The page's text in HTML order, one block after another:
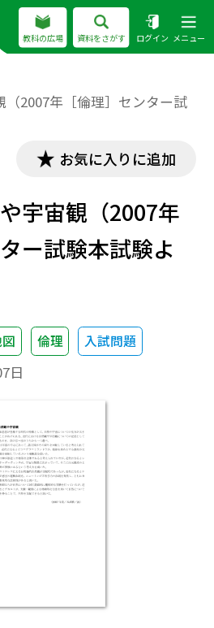
教科の広場 資料をさがす ログイン メニュー
2007年［倫理］センター試
お気に入りに追加
宇宙観（2007年
ー試験本試験よ
倫理 入試問題
日